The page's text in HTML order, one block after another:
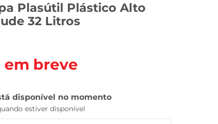
Plasútil Plástico Alto
32 Litros
breve